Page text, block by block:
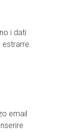
i dati
estrarre
email